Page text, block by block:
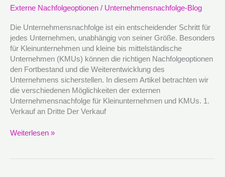
Externe Nachfolgeoptionen / Unternehmensnachfolge-Blog
Die Unternehmensnachfolge ist ein entscheidender Schritt für
jedes Unternehmen, unabhängig von seiner Größe. Besonders
für Kleinunternehmen und kleine bis mittelständische
Unternehmen (KMUs) können die richtigen Nachfolgeoptionen
den Fortbestand und die Weiterentwicklung des
Unternehmens sicherstellen. In diesem Artikel betrachten wir
die verschiedenen Möglichkeiten der externen
Unternehmensnachfolge für Kleinunternehmen und KMUs. 1.
Verkauf an Dritte Der Verkauf
und
Weiterlesen »